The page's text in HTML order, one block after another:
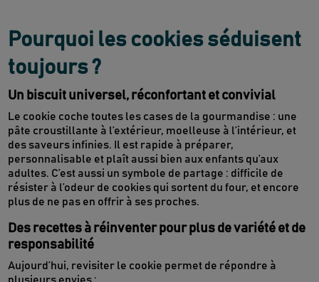
Pourquoi les cookies séduisent
toujours ?
Un biscuit universel, réconfortant et convivial
Le cookie coche toutes les cases de la gourmandise : une
pâte croustillante à l’extérieur, moelleuse à l’intérieur, et
des saveurs infinies. Il est rapide à préparer,
personnalisable et plaît aussi bien aux enfants qu’aux
adultes. C’est aussi un symbole de partage : difficile de
résister à l’odeur de cookies qui sortent du four, et encore
plus de ne pas en offrir à ses proches.
Des recettes à réinventer pour plus de variété et de
responsabilité
Aujourd’hui, revisiter le cookie permet de répondre à